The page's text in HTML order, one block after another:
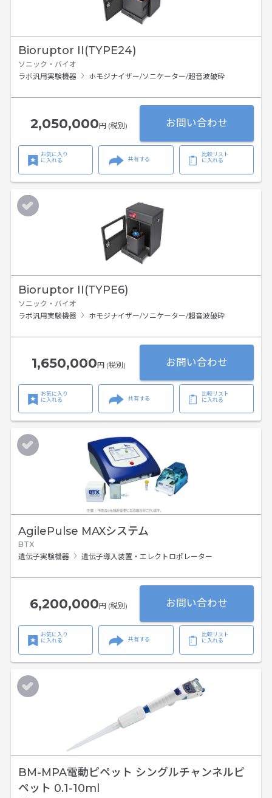
Bioruptor II(TYPE24)
ソニック・バイオ
ラボ汎用実験機器
ホモジナイザー/ソニケーター/超音波破砕
2,050,000円 (税別) お問い合わせ
お気に入り
に入れる
共有する
比較リスト
に入れる
Bioruptor II(TYPE6)
ソニック・バイオ
ラボ汎用実験機器
ホモジナイザー/ソニケーター/超音波破砕
1,650,000円 (税別) お問い合わせ
お気に入り
に入れる
共有する
比較リスト
に入れる
AgilePulse MAXシステム
BTX
遺伝子実験機器
遺伝子導入装置・エレクトロポレーター
6,200,000円 (税別) お問い合わせ
お気に入り
に入れる
共有する
比較リスト
に入れる
BM-MPA電動ピペット シングルチャンネルピ
ペット 0.1-10ml